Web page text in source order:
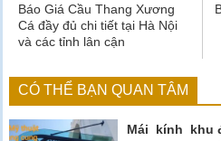
Báo Giá Cầu Thang Xương
Cá đầy đủ chi tiết tại Hà Nội
và các tỉnh lân cận
CÓ THỂ BẠN QUAN TÂM
Mái kính khu